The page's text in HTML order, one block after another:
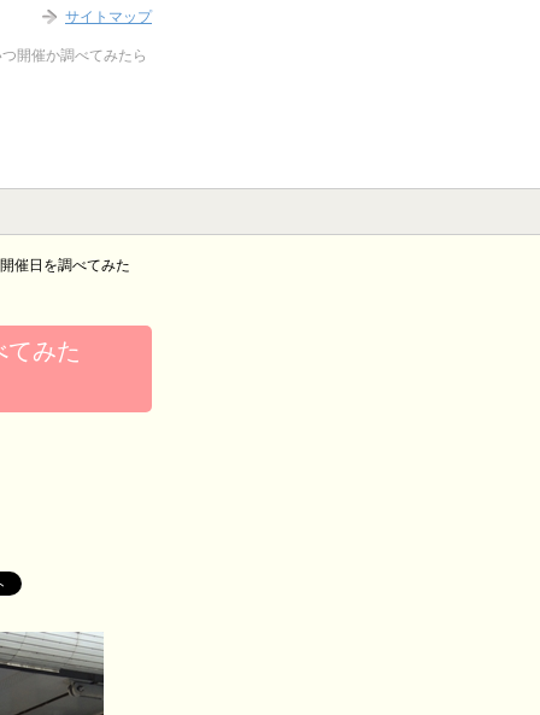
開催か調べてみたら
催日を調べてみた
てみた
サイトマップ